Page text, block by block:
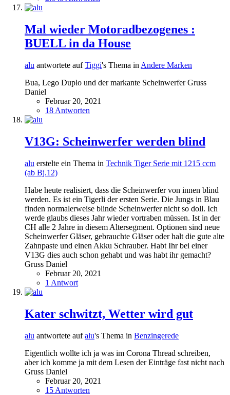
Mal wieder Motoradbezogenes :
BUELL in da House
alu antwortete aufTiggi's Thema in Andere Marken
Bua, Lego Duplo und der markante Scheinwerfer Gruss
Daniel
Februar 20, 2021
18 Antworten
V13G: Scheinwerfer werden blind
alu erstelte ein Thema in Technik Tiger Serie mit 1215 ccm
(ab Bj.12)
Habe heute realisiert, dass die Scheinwerfer von innen blind
werden. Es ist ein Tigerli der ersten Serie. Die Jungs in Blau
finden normalerweise blinde Scheinwerfer nicht so doll. Ich
werde glaubs dieses Jahr wieder vortraben müssen. Ist in der
CH alle 2 Jahre in diesem Altersegment. Optionen sind neue
Scheinwerfer Gläser, gebrauchte Gläser oder halt die gute alte
Zahnpaste und einen Akku Schrauber. Habt Ihr bei einer
V13G dies auch schon gehabt und was habt ihr gemacht?
Gruss Daniel
Februar 20, 2021
1 Antwort
Kater schwitzt, Wetter wird gut
alu antwortete aufalu's Thema in Benzingerede
Eigentlich wollte ich ja was im Corona Thread schreiben,
aber ich komme ja mit dem Lesen der Einträge fast nicht nach
Gruss Daniel
Februar 20, 2021
15 Antworten